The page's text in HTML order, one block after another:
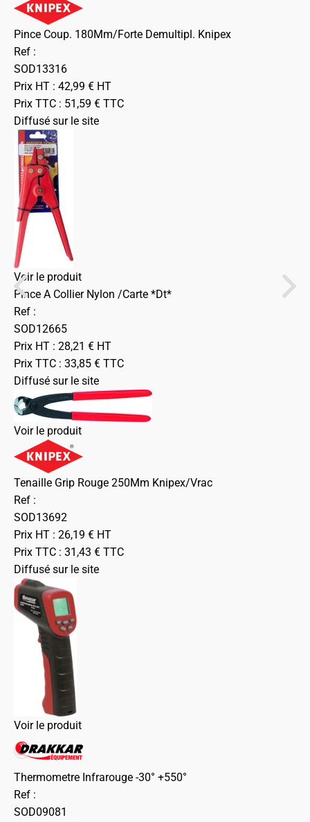
Pince Coup. 180Mm/Forte Demultipl. Knipex
Ref :
SOD13316
Prix HT : 42,99 € HT
Prix TTC : 51,59 € TTC
Diffusé sur le site
Voir le produit
Pince A Collier Nylon /Carte *Dt*
Ref :
SOD12665
Prix HT : 28,21 € HT
Prix TTC : 33,85 € TTC
Diffusé sur le site
Voir le produit
Tenaille Grip Rouge 250Mm Knipex/Vrac
Ref :
SOD13692
Prix HT : 26,19 € HT
Prix TTC : 31,43 € TTC
Diffusé sur le site
Voir le produit
Thermometre Infrarouge -30° +550°
Ref :
SOD09081